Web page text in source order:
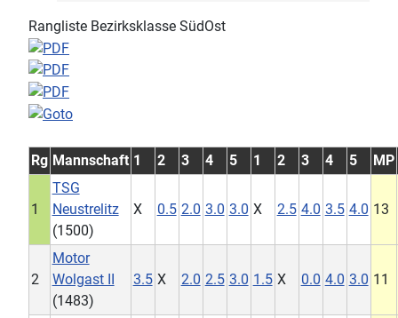
Rangliste Bezirksklasse SüdOst
Rg Mannschaft 1 2 3 4 5 1 2 3 4 5 MP
1
TSG
Neustrelitz
(1500)
X 0.5 2.0 3.0 3.0 X 2.5 4.0 3.5 4.0 13
2
Motor
Wolgast II
(1483)
3.5 X 2.0 2.5 3.0 1.5 X 0.0 4.0 3.0 11